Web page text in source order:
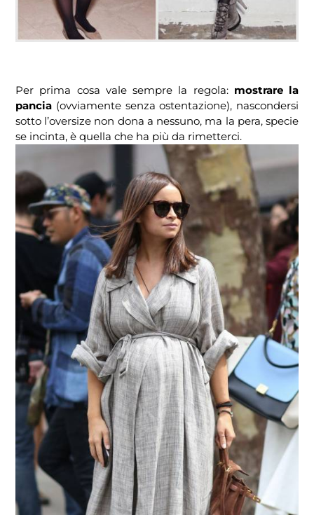
Per prima cosa vale sempre la regola: mostrare la
pancia (ovviamente senza ostentazione), nascondersi
sotto l’oversize non dona a nessuno, ma la pera, specie
se incinta, è quella che ha più da rimetterci.